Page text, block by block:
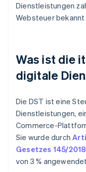
Dienstleistungen
Websteuer bekannt
Was ist die
digitale
Die DST ist eine
Dienstleistungen,
Commerce-
Sie wurde durch
Gesetzes 145/2018
von 3 %